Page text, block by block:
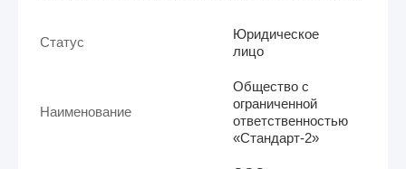
Статус
Юридическое
лицо
Наименование
Общество с
ограниченной
ответственностью
«Стандарт-2»